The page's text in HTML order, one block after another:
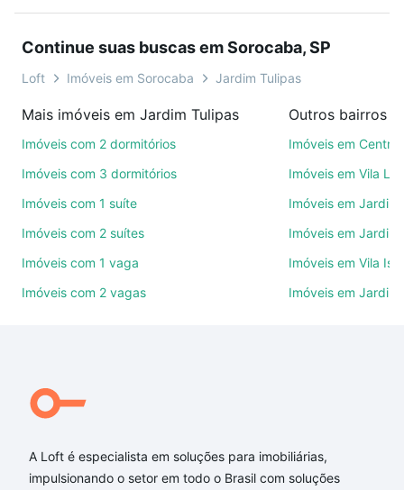
Jardim Tulipas, Sorocaba, SP para conquistar seu
videochamada, é grátis, sem compromisso e você
ainda conta com mais de 46 mil corretores e
de imóveis.
ruas, bairros e até condomínios favoritos. Você
também pode usar os filtros como quantidade de
quartos, suítes, com ou sem vaga de garagem para
comodidades, como piscina, academia, salão de
Qual o preço de Imóveis com 3 suites à venda em
Jardim Tulipas, Sorocaba, SP?
Aqui na Loft temos a oferta ideal para você, com
Imóveis com 3 suites à venda em Jardim Tulipas,
Continue suas buscas em Sorocaba, SP
Loft Imóveis em Sorocaba Jardim Tulipas
Mais imóveis em Jardim Tulipas
Imóveis com 2 dormitórios
Imóveis com 3 dormitórios
Imóveis com 1 suíte
Imóveis com 2 suítes
Imóveis com 1 vaga
Imóveis com 2 vagas
Outros bairros
Imóveis em Centro
Imóveis em Vila
Imóveis em Jardim
Imóveis em Jardim
Imóveis em Vila
Imóveis em Jardim
A Loft é especialista em soluções para imobiliárias,
impulsionando o setor em todo o Brasil com soluções